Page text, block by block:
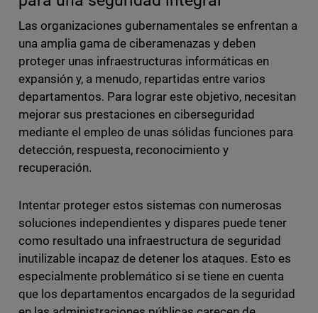
Las organizaciones gubernamentales se enfrentan a
una amplia gama de ciberamenazas y deben
proteger unas infraestructuras informáticas en
expansión y, a menudo, repartidas entre varios
departamentos. Para lograr este objetivo, necesitan
mejorar sus prestaciones en ciberseguridad
mediante el empleo de unas sólidas funciones para
detección, respuesta, reconocimiento y
recuperación.
Intentar proteger estos sistemas con numerosas
soluciones independientes y dispares puede tener
como resultado una infraestructura de seguridad
inutilizable incapaz de detener los ataques. Esto es
especialmente problemático si se tiene en cuenta
que los departamentos encargados de la seguridad